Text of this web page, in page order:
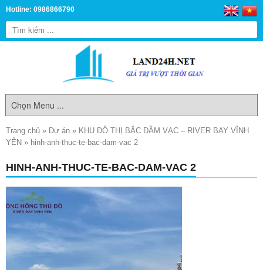
Hotline: 0986866790
Trang chủ » Dự án » KHU ĐÔ THỊ BẮC ĐẦM VẠC – RIVER BAY VĨNH
YÊN » hinh-anh-thuc-te-bac-dam-vac 2
HINH-ANH-THUC-TE-BAC-DAM-VAC 2